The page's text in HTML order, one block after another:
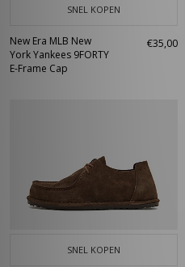
SNEL KOPEN
New Era MLB New
York Yankees 9FORTY
E-Frame Cap
€35,00
SNEL KOPEN